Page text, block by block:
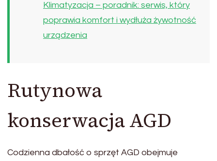
Klimatyzacja – poradnik: serwis, który
poprawia komfort i wydłuża żywotność
urządzenia
Rutynowa
konserwacja AGD
Codzienna dbałość o sprzęt AGD obejmuje